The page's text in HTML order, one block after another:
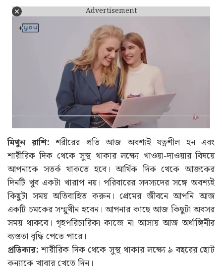
Advertisement
মিথুন রাশি: শরীরের প্রতি আজ অবশ্যই যত্নশীল হন এবং
শারীরিক দিক থেকে সুস্থ থাকার লক্ষ্যে খাওয়া-দাওয়ার বিষয়ে
আপনাকে সতর্ক থাকতে হবে। আর্থিক দিক থেকে আজকের
দিনটি খুব একটা খারাপ নয়। পরিবারের সদস্যদের সঙ্গে অবশ্যই
কিছুটা সময় অতিবাহিত করুন। প্রেমের জীবনে আপনি আজ
একটি চমকের সম্মুখীন হবেন। আপনার কাছে আজ কিছুটা অবসর
সময় থাকবে। গৃহপরিচারিকা কাজে না আসায় আজ অর্ধাঙ্গিনীর
ব্যস্ততা বৃদ্ধি পেতে পারে।
প্রতিকার: শারীরিক দিক থেকে সুস্থ থাকার লক্ষ্যে ৯ বছরের ছোট
কন্যাকে খাবার খেতে দিন।